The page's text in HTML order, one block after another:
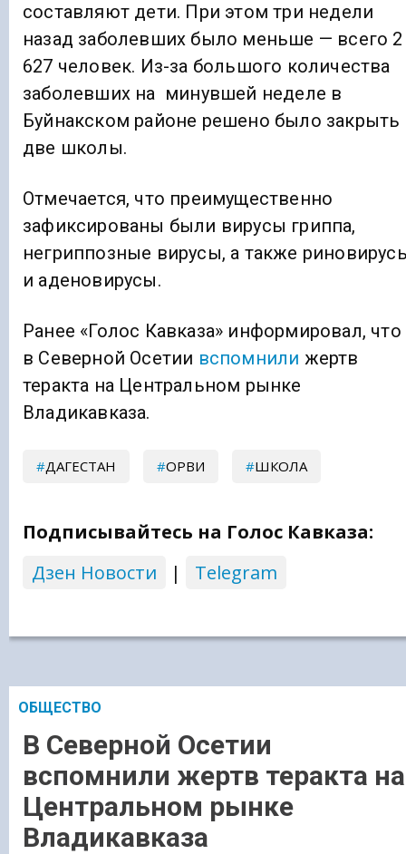
составляют дети. При этом три недели
назад заболевших было меньше — всего 2
627 человек. Из-за большого количества
заболевших на минувшей неделе в
Буйнакском районе решено было закрыть
две школы.
Отмечается, что преимущественно
зафиксированы были вирусы гриппа,
негриппозные вирусы, а также
и аденовирусы.
Ранее «Голос Кавказа» информировал, что
в Северной Осетии вспомнили жертв
теракта на Центральном рынке
Владикавказа.
ДАГЕСТАН ОРВИ ШКОЛА
Подписывайтесь на Голос Кавказа:
Дзен Новости
| Telegram
ОБЩЕСТВО
В Северной Осетии
вспомнили жертв теракта на
Центральном рынке
Владикавказа